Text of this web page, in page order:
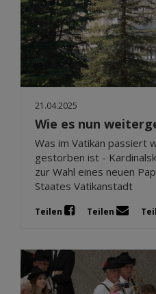
21.04.2025
Wie es nun
Was im Vatikan passiert
gestorben ist -
zur Wahl eines neuen
Staates Vatikanstadt
Teilen Teilen